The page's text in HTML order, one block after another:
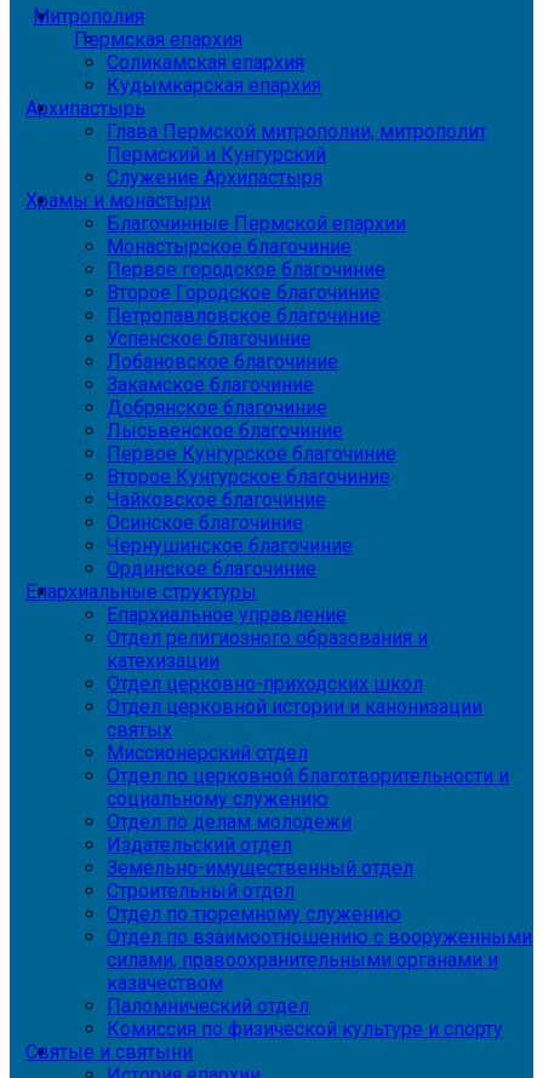
Митрополия
Пермская епархия
Соликамская епархия
Кудымкарская епархия
Архипастырь
Глава Пермской митрополии, митрополит
Пермский и Кунгурский
Служение Архипастыря
Храмы и монастыри
Благочинные Пермской епархии
Монастырское благочиние
Первое городское благочиние
Второе Городское благочиние
Петропавловское благочиние
Успенское благочиние
Лобановское благочиние
Закамское благочиние
Добрянское благочиние
Лысьвенское благочиние
Первое Кунгурское благочиние
Второе Кунгурское благочиние
Чайковское благочиние
Осинское благочиние
Чернушинское благочиние
Ординское благочиние
Епархиальные структуры
Епархиальное управление
Отдел религиозного образования и
катехизации
Отдел церковно-приходских школ
Отдел церковной истории и канонизации
святых
Миссионерский отдел
Отдел по церковной благотворительности и
социальному служению
Отдел по делам молодежи
Издательский отдел
Земельно-имущественный отдел
Строительный отдел
Отдел по тюремному служению
Отдел по взаимоотношению с вооруженными
силами, правоохранительными органами и
казачеством
Паломнический отдел
Комиссия по физической культуре и спорту
Святые и святыни